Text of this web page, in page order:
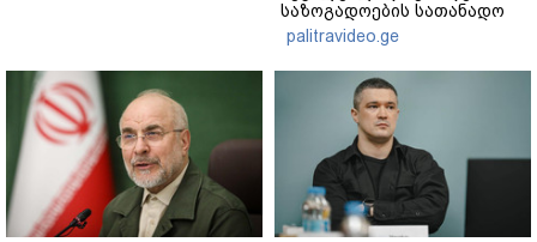
საზოგადოების სათანადო
რეაქცია" - ირაკლი
კობახიძე
palitravideo.ge